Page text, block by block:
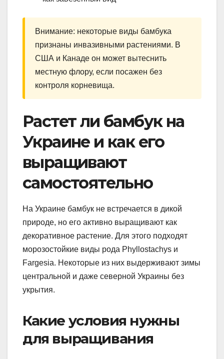
Внимание: некоторые виды бамбука
признаны инвазивными растениями. В
США и Канаде он может вытеснить
местную флору, если посажен без
контроля корневища.
Растет ли бамбук на
Украине и как его
выращивают
самостоятельно
На Украине бамбук не встречается в дикой
природе, но его активно выращивают как
декоративное растение. Для этого подходят
морозостойкие виды рода Phyllostachys и
Fargesia. Некоторые из них выдерживают зимы
центральной и даже северной Украины без
укрытия.
Какие условия нужны
для выращивания